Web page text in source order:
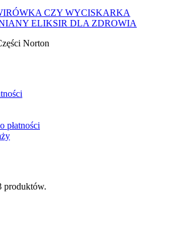
CZY WYCISKARKA
ELIKSIR DLA ZDROWIA
Norton
płatności
produktów.